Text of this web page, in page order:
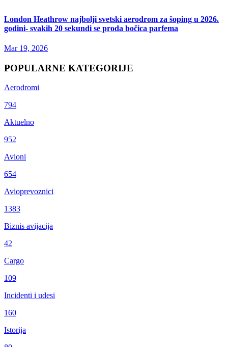
London Heathrow najbolji svetski aerodrom za šoping u 2026.
godini- svakih 20 sekundi se proda bočica parfema
Mar 19, 2026
POPULARNE KATEGORIJE
Aerodromi
794
Aktuelno
952
Avioni
654
Avioprevoznici
1383
Biznis avijacija
42
Cargo
109
Incidenti i udesi
160
Istorija